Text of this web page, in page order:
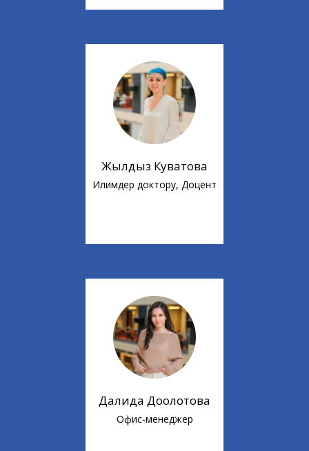
Жылдыз Куватова
Илимдер доктору, Доцент
Далида Доолотова
Офис-менеджер